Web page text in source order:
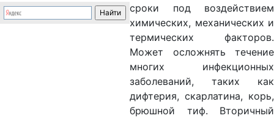
сроки под воздействием
химических, механических и
термических факторов.
Может осложнять течение
многих инфекционных
заболеваний, таких как
дифтерия, скарлатина, корь,
брюшной тиф. Вторичный